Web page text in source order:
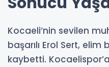
Kocaeli’nin sevilen
başarılı Erol Sert, elim
kaybetti.